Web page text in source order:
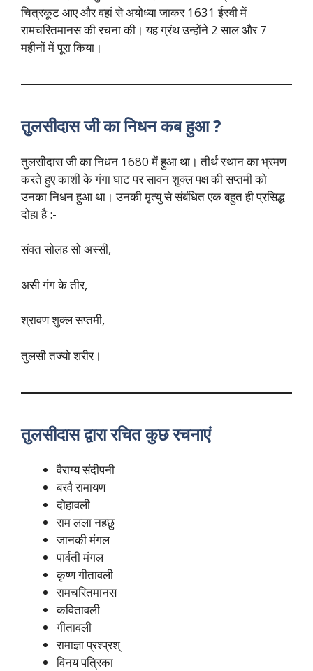
चित्रकूट आए और वहां से अयोध्या जाकर 1631 ईस्वी में
रामचरितमानस की रचना की। यह ग्रंथ उन्होंने 2 साल और 7
महीनों में पूरा किया।
तुलसीदास जी का निधन कब हुआ ?
तुलसीदास जी का निधन 1680 में हुआ था। तीर्थ स्थान का भ्रमण
करते हुए काशी के गंगा घाट पर सावन शुक्ल पक्ष की सप्तमी को
उनका निधन हुआ था। उनकी मृत्यु से संबंधित एक बहुत ही प्रसिद्ध
दोहा है :-
संवत सोलह सो अस्सी,
असी गंग के तीर,
श्रावण शुक्ल सप्तमी,
तुलसी तज्यो शरीर।
तुलसीदासद्वारारचितकुछरचनाएं
वैराग्य संदीपनी
बरवै रामायण
दोहावली
राम लला नहछु
जानकी मंगल
पार्वती मंगल
कृष्ण गीतावली
रामचरितमानस
कवितावली
गीतावली
रामाज्ञा प्रश्प्रश्
विनय पत्रिका